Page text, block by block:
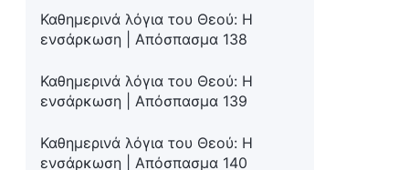
Καθημερινά λόγια του Θεού: Η
ενσάρκωση | Απόσπασμα 138
Καθημερινά λόγια του Θεού: Η
ενσάρκωση | Απόσπασμα 139
Καθημερινά λόγια του Θεού: Η
ενσάρκωση | Απόσπασμα 140